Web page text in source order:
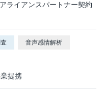
ライアンスパートナー契約
音声感情解析
提携